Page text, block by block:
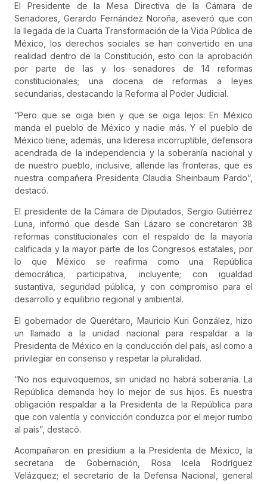
El Presidente de la Mesa Directiva de la Cámara de
Senadores, Gerardo Fernández Noroña, aseveró que con
la llegada de la Cuarta Transformación de la Vida Pública de
México, los derechos sociales se han convertido en una
realidad dentro de la Constitución, esto con la aprobación
por parte de las y los senadores de 14 reformas
constitucionales; una docena de reformas a leyes
secundarias, destacando la Reforma al Poder Judicial.
“Pero que se oiga bien y que se oiga lejos: En México
manda el pueblo de México y nadie más. Y el pueblo de
México tiene, además, una lideresa incorruptible, defensora
acendrada de la independencia y la soberanía nacional y
de nuestro pueblo, inclusive, allende las fronteras, que es
nuestra compañera Presidenta Claudia Sheinbaum Pardo”,
destacó.
El presidente de la Cámara de Diputados, Sergio Gutiérrez
Luna, informó que desde San Lázaro se concretaron 38
reformas constitucionales con el respaldo de la mayoría
calificada y la mayor parte de los Congresos estatales, por
lo que México se reafirma como una República
democrática, participativa, incluyente; con igualdad
sustantiva, seguridad pública, y con compromiso para el
desarrollo y equilibrio regional y ambiental.
El gobernador de Querétaro, Mauricio Kuri González, hizo
un llamado a la unidad nacional para respaldar a la
Presidenta de México en la conducción del país, así como a
privilegiar en consenso y respetar la pluralidad.
“No nos equivoquemos, sin unidad no habrá soberanía. La
República demanda hoy lo mejor de sus hijos. Es nuestra
obligación respaldar a la Presidenta de la República para
que con valentía y convicción conduzca por el mejor rumbo
al país”, destacó.
Acompañaron en presídium a la Presidenta de México, la
secretaria de Gobernación, Rosa Icela Rodríguez
Velázquez; el secretario de la Defensa Nacional, general